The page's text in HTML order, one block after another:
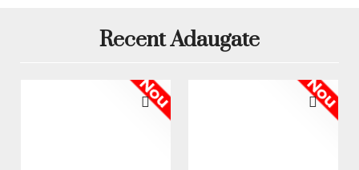
anuntarea prealabila a utilizatorilor.
Recent Adaugate
Nou Nou